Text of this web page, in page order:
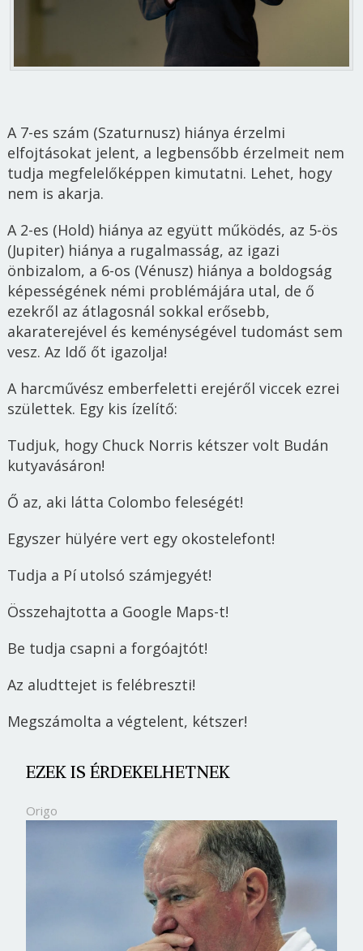
A 7-es szám (Szaturnusz) hiánya érzelmi
elfojtásokat jelent, a legbensőbb érzelmeit nem
tudja megfelelőképpen kimutatni. Lehet, hogy
nem is akarja.
A 2-es (Hold) hiánya az együtt működés, az 5-ös
(Jupiter) hiánya a rugalmasság, az igazi
önbizalom, a 6-os (Vénusz) hiánya a boldogság
képességének némi problémájára utal, de ő
ezekről az átlagosnál sokkal erősebb,
akaraterejével és keménységével tudomást sem
vesz. Az Idő őt igazolja!
A harcművész emberfeletti erejéről viccek ezrei
születtek. Egy kis ízelítő:
Tudjuk, hogy Chuck Norris kétszer volt Budán
kutyavásáron!
Ő az, aki látta Colombo feleségét!
Egyszer hülyére vert egy okostelefont!
Tudja a Pí utolsó számjegyét!
Összehajtotta a Google Maps-t!
Be tudja csapni a forgóajtót!
Az aludttejet is felébreszti!
Megszámolta a végtelent, kétszer!
EZEK IS ÉRDEKELHETNEK
Origo